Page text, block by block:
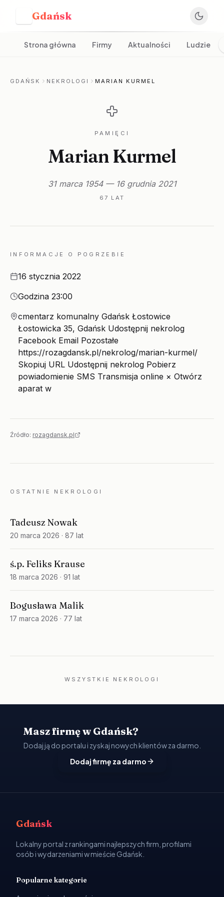
Gdańsk
Strona główna Firmy Aktualności Ludzie
GDAŃSK NEKROLOGI MARIAN KURMEL
PAMIĘCI
Marian Kurmel
31 marca 1954 — 16 grudnia 2021
67 LAT
INFORMACJE O POGRZEBIE
Data16 stycznia 2022
Godzina
Godzina 23:00
Miejsce
cmentarz komunalny Gdańsk Łostowice
Łostowicka 35, Gdańsk Udostępnij nekrolog
Facebook Email Pozostałe
https://rozagdansk.pl/nekrolog/marian-kurmel/
Skopiuj URL Udostępnij nekrolog Pobierz
powiadomienie SMS Transmisja online × Otwórz
aparat w
Źródło: rozagdansk.pl
OSTATNIE NEKROLOGI
Tadeusz Nowak
20 marca 2026 · 87 lat
ś.p. Feliks Krause
18 marca 2026 · 91 lat
Bogusława Malik
17 marca 2026 · 77 lat
WSZYSTKIE NEKROLOGI
Masz firmę w Gdańsk?
Dodaj ją do portalu i zyskaj nowych klientów za darmo.
Dodaj firmę za darmo
Gdańsk
Lokalny portal z rankingami najlepszych firm, profilami
osób i wydarzeniami w mieście Gdańsk.
Popularne kategorie